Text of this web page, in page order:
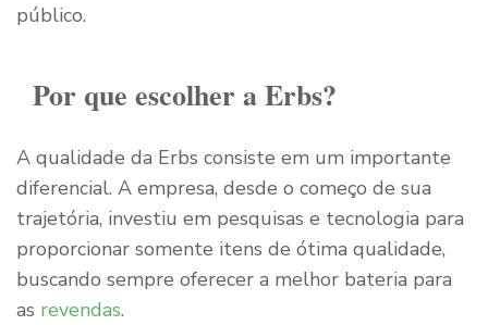
público.
Por que escolher a Erbs?
A qualidade da Erbs consiste em um importante
diferencial. A empresa, desde o começo de sua
trajetória, investiu em pesquisas e tecnologia para
proporcionar somente itens de ótima qualidade,
buscando sempre oferecer a melhor bateria para
as revendas.